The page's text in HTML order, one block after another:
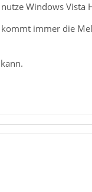
Windows Vista
immer die